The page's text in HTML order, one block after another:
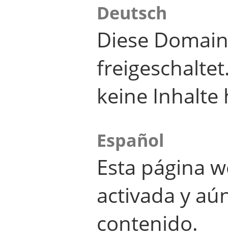
Deutsch
Diese
keine Inhalte
Español
Esta página
activada y
contenido.